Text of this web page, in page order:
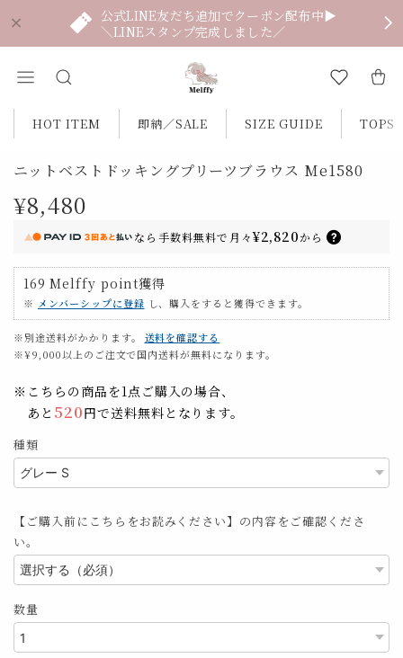
公式LINE友だち追加でクーポン配布中▶
＼LINEスタンプ完成しました／
HOT ITEM 即納／SALE SIZE GUIDE TOPS
ニットベストドッキングプリーツブラウス Me1580
¥8,480
なら 手数料無料で 月々¥2,820から
169 Melffy point獲得
※ メンバーシップに登録 し、購入をすると獲得できます。
※別途送料がかかります。
送料を確認する
※¥9,000以上のご注文で国内送料が無料になります。
※こちらの商品を1点ご購入の場合、
あと 520円で送料無料となります。
種類
【ご購入前にこちらをお読みください】の内容をご確認くださ
い。
数量